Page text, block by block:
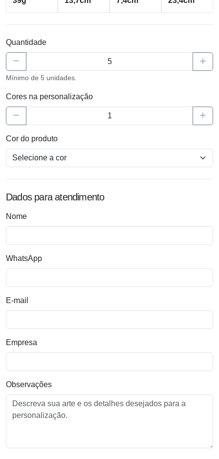
Quantidade
Mínimo de 5 unidades.
Cores na personalização
Cor do produto
Dados para atendimento
Nome
WhatsApp
E-mail
Empresa
Observações